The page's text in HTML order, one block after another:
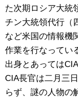
た次期ロシア大統
チン大統領代行（
など米国の情報機
作業を行なってい
出身とあっては
CIA長官は二月三
らず、謎の人物の